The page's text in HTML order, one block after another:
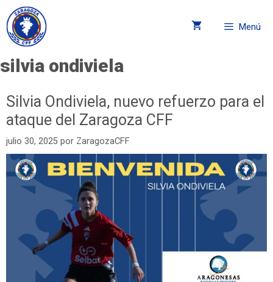
Menú
silvia ondiviela
Silvia Ondiviela, nuevo refuerzo para el
ataque del Zaragoza CFF
julio 30, 2025 por ZaragozaCFF